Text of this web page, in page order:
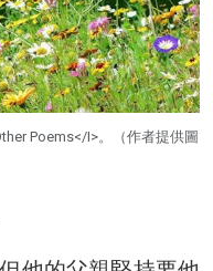
Poems</I>。（作者提供圖